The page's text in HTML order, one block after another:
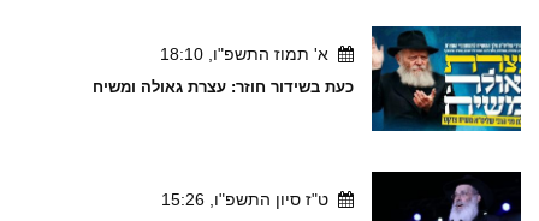
א' תמוז התשפ"ו, 18:10
כעת בשידור חוזר: עצרת גאולה ומשיח
ט"ז סיון התשפ"ו, 15:26